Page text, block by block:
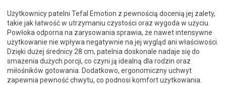
Użytkownicy patelni Tefal Emotion z pewnością docenią jej zalety,
takie jak łatwość w utrzymaniu czystości oraz wygoda w użyciu.
Powłoka odporna na zarysowania sprawia, że nawet intensywne
użytkowanie nie wpływa negatywnie na jej wygląd ani właściwości.
Dzięki dużej średnicy 28 cm, patelnia doskonale nadaje się do
smażenia dużych porcji, co czyni ją idealną dla rodzin oraz
miłośników gotowania. Dodatkowo, ergonomiczny uchwyt
zapewnia pewność chwytu, co podnosi komfort użytkowania.